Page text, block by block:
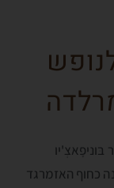
כחוף האזמרגד